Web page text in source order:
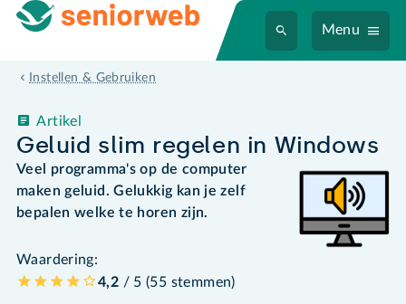
Menu
Instellen & Gebruiken
Geluid slim regelen in Windows
Artikel
Veel programma's op de computer
maken geluid. Gelukkig kan je zelf
bepalen welke te horen zijn.
Waardering:
4,2 / 5 (55 stemmen)